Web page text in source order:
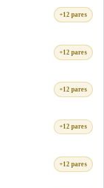
+12 pares
+12 pares
+12 pares
+12 pares
+12 pares